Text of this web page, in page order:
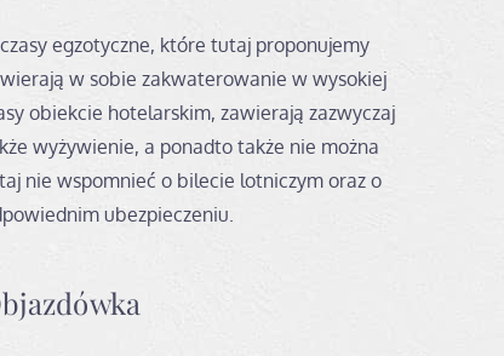
egzotyczne, które tutaj proponujemy
w sobie zakwaterowanie w wysokiej
obiekcie hotelarskim, zawierają zazwyczaj
wyżywienie, a ponadto także nie można
nie wspomnieć o bilecie lotniczym oraz o
ubezpieczeniu.